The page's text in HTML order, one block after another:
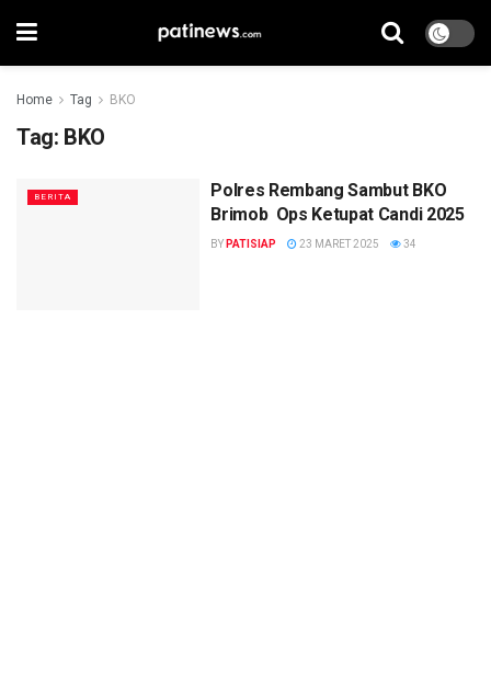
Home Tag BKO
Tag: BKO
BERITA
Polres Rembang Sambut BKO
Brimob Ops Ketupat Candi 2025
BY PATISIAP 23 MARET 2025 34